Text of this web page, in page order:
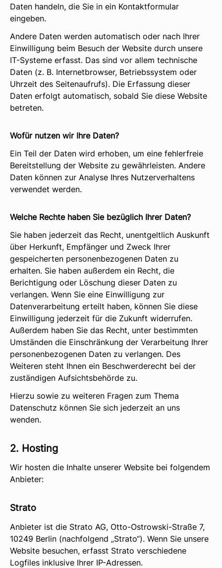
Daten handeln, die Sie in ein Kontaktformular
eingeben.
Andere Daten werden automatisch oder nach Ihrer
Einwilligung beim Besuch der Website durch unsere
IT-Systeme erfasst. Das sind vor allem technische
Daten (z. B. Internetbrowser, Betriebssystem oder
Uhrzeit des Seitenaufrufs). Die Erfassung dieser
Daten erfolgt automatisch, sobald Sie diese Website
betreten.
Wofür nutzen wir Ihre Daten?
Ein Teil der Daten wird erhoben, um eine fehlerfreie
Bereitstellung der Website zu gewährleisten. Andere
Daten können zur Analyse Ihres Nutzerverhaltens
verwendet werden.
Welche Rechte haben Sie bezüglich Ihrer Daten?
Sie haben jederzeit das Recht, unentgeltlich Auskunft
über Herkunft, Empfänger und Zweck Ihrer
gespeicherten personenbezogenen Daten zu
erhalten. Sie haben außerdem ein Recht, die
Berichtigung oder Löschung dieser Daten zu
verlangen. Wenn Sie eine Einwilligung zur
Datenverarbeitung erteilt haben, können Sie diese
Einwilligung jederzeit für die Zukunft widerrufen.
Außerdem haben Sie das Recht, unter bestimmten
Umständen die Einschränkung der Verarbeitung Ihrer
personenbezogenen Daten zu verlangen. Des
Weiteren steht Ihnen ein Beschwerderecht bei der
zuständigen Aufsichtsbehörde zu.
Hierzu sowie zu weiteren Fragen zum Thema
Datenschutz können Sie sich jederzeit an uns
wenden.
2. Hosting
Wir hosten die Inhalte unserer Website bei folgendem
Anbieter:
Strato
Anbieter ist die Strato AG, Otto-Ostrowski-Straße 7,
10249 Berlin (nachfolgend „Strato“). Wenn Sie unsere
Website besuchen, erfasst Strato verschiedene
Logfiles inklusive Ihrer IP-Adressen.